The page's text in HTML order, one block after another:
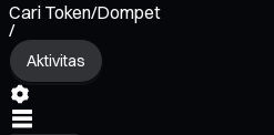
Cari Token/Dompet
/
Aktivitas